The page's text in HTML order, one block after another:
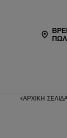
ΑΡΧΙΚΉ